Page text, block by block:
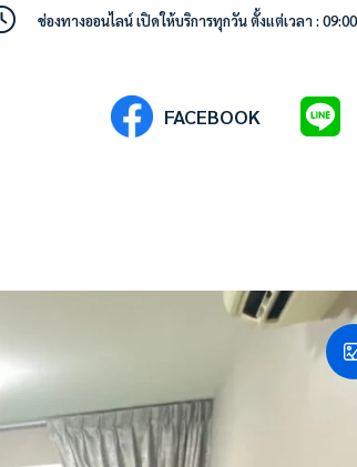
ช่องทางออนไลน์ เปิดให้บริการทุกวัน ตั้งแต่เวลา :
FACEBOOK